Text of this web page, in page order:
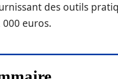
des outils
euros.